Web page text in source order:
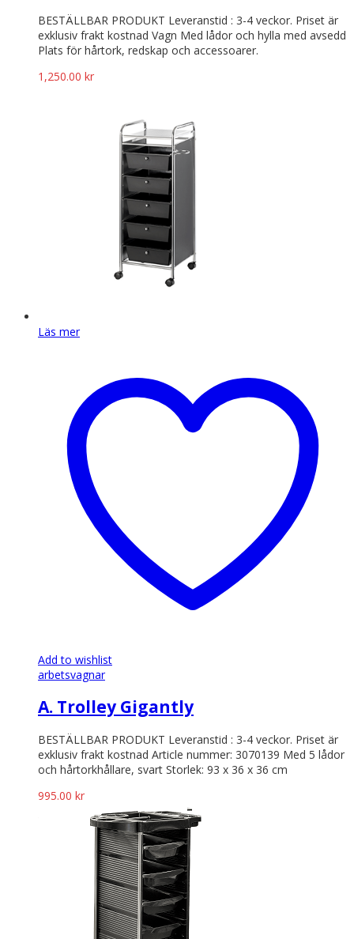
BESTÄLLBAR PRODUKT Leveranstid : 3-4 veckor. Priset är
exklusiv frakt kostnad Vagn Med lådor och hylla med avsedd
Plats för hårtork, redskap och accessoarer.
1,250.00 kr
Läs mer
Add to wishlist
arbetsvagnar
A. Trolley Gigantly
BESTÄLLBAR PRODUKT Leveranstid : 3-4 veckor. Priset är
exklusiv frakt kostnad Article nummer: 3070139 Med 5 lådor
och hårtorkhållare, svart Storlek: 93 x 36 x 36 cm
995.00 kr